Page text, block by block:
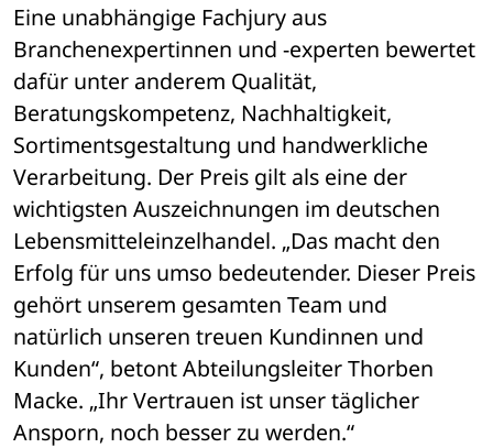
Eine unabhängige Fachjury aus
Branchenexpertinnen und -experten bewertet
dafür unter anderem Qualität,
Beratungskompetenz, Nachhaltigkeit,
Sortimentsgestaltung und handwerkliche
Verarbeitung. Der Preis gilt als eine der
wichtigsten Auszeichnungen im deutschen
Lebensmitteleinzelhandel. „Das macht den
Erfolg für uns umso bedeutender. Dieser Preis
gehört unserem gesamten Team und
natürlich unseren treuen Kundinnen und
Kunden“, betont Abteilungsleiter Thorben
Macke. „Ihr Vertrauen ist unser täglicher
Ansporn, noch besser zu werden.“